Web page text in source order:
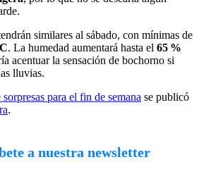
similares al sábado, con mínimas de
. La humedad aumentará hasta el 65 %
acentuar la sensación de bochorno si
lluvias.
para el fin de semana se publicó
.
a nuestra newsletter